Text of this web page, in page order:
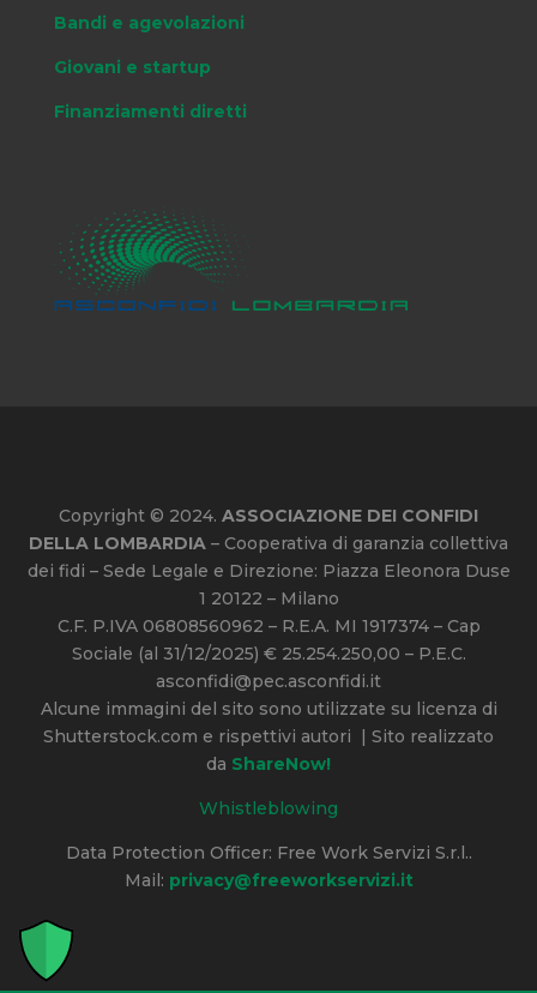
Bandi e agevolazioni
Giovani e startup
Finanziamenti diretti
Copyright © 2024. ASSOCIAZIONE DEI CONFIDI
DELLA LOMBARDIA – Cooperativa di garanzia collettiva
dei fidi – Sede Legale e Direzione: Piazza Eleonora Duse
1 20122 – Milano
C.F. P.IVA 06808560962 – R.E.A. MI 1917374 – Cap
Sociale (al 31/12/2025) € 25.254.250,00 – P.E.C.
asconfidi@pec.asconfidi.it
Alcune immagini del sito sono utilizzate su licenza di
Shutterstock.com e rispettivi autori | Sito realizzato
da ShareNow!
Whistleblowing
Data Protection Officer: Free Work Servizi S.r.l..
Mail: privacy@freeworkservizi.it